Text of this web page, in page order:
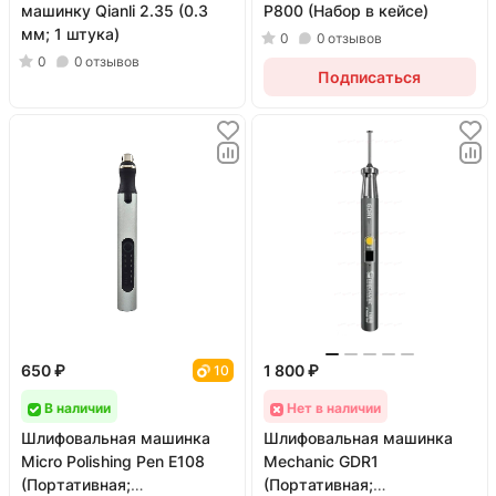
машинку Qianli 2.35 (0.3
мм; 1 штука)
0 0 отзывов
P800 (Набор в кейсе)
0 0 отзывов
Подписаться
650 ₽ 10
В наличии
Шлифовальная машинка
Micro Polishing Pen E108
(Портативная;
1 800 ₽
Нет в наличии
Шлифовальная машинка
Mechanic GDR1
(Портативная;